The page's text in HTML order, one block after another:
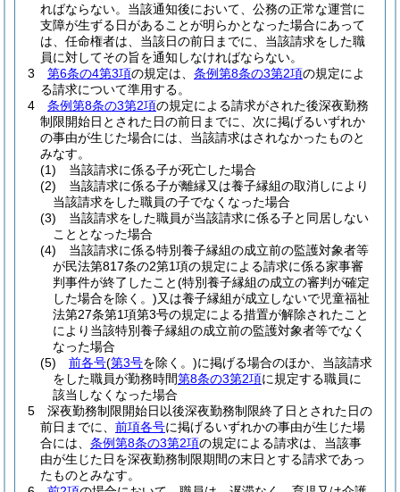
ればならない。 当該通知後において、公務の正常な運営に
支障が生ずる日があることが明らかとなった場合にあって
は、任命権者は、当該日の前日までに、当該請求をした職
員に対してその旨を通知しなければならない。
3
第6条の4第3項の規定は、 条例第8条の3第2項の規定によ
る請求について準用する。
4
条例第8条の3第2項の規定による請求がされた後深夜勤務
制限開始日とされた日の前日までに、次に掲げるいずれか
の事由が生じた場合には、当該請求はされなかったものと
みなす。
(1)
当該請求に係る子が死亡した場合
(2)
当該請求に係る子が離縁又は養子縁組の取消しにより
当該請求をした職員の子でなくなった場合
(3)
当該請求をした職員が当該請求に係る子と同居しない
こととなった場合
(4)
当該請求に係る特別養子縁組の成立前の監護対象者等
が民法第817条の2第1項の規定による請求に係る家事審
判事件が終了したこと(特別養子縁組の成立の審判が確定
した場合を除く。)又は養子縁組が成立しないで児童福祉
法第27条第1項第3号の規定による措置が解除されたこと
により当該特別養子縁組の成立前の監護対象者等でなく
なった場合
(5)
前各号(第3号を除く。)に掲げる場合のほか、当該請求
をした職員が勤務時間第8条の3第2項に規定する職員に
該当しなくなった場合
5
深夜勤務制限開始日以後深夜勤務制限終了日とされた日の
前日までに、 前項各号に掲げるいずれかの事由が生じた場
合には、 条例第8条の3第2項の規定による請求は、当該事
由が生じた日を深夜勤務制限期間の末日とする請求であっ
たものとみなす。